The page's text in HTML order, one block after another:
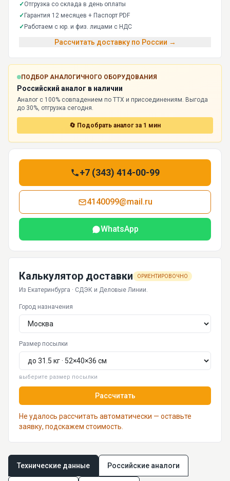
✓Отгрузка со склада в день оплаты
✓ Гарантия 12 месяцев + Паспорт PDF
✓ Работаем с юр. и физ. лицами с НДС
Рассчитать доставку по России →
ПОДБОР АНАЛОГИЧНОГО ОБОРУДОВАНИЯ
Российский аналог в наличии
Аналог с 100% совпадением по ТТХ и присоединениям. Выгода
до 30%, отгрузка сегодня.
🔄 Подобрать аналог за 1 мин
+7 (343) 414-00-99
4140099@mail.ru
WhatsApp
Калькулятор доставки ОРИЕНТИРОВОЧНО
Из Екатеринбурга · СДЭК и Деловые Линии.
Город назначения
Размер посылки
выберите размер посылки
Рассчитать
Не удалось рассчитать автоматически — оставьте
заявку, подскажем стоимость.
Технические данные Российские аналоги